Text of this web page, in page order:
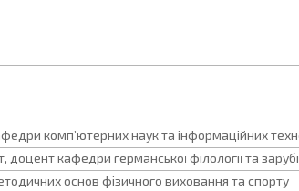
комп’ютерних наук та інформаційних
кафедри германської філології та
основ фізичного виховання та спорту